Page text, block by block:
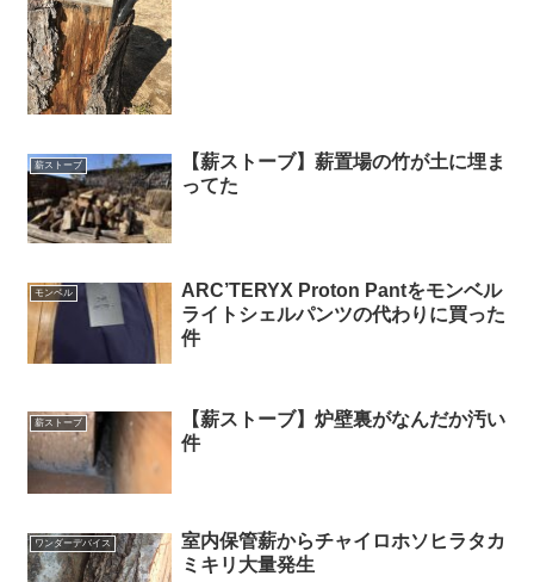
薪ストーブ
【薪ストーブ】薪置場の竹が土に埋ま
ってた
モンベル
ARC’TERYX Proton Pantをモンベル
ライトシェルパンツの代わりに買った
件
薪ストーブ
【薪ストーブ】炉壁裏がなんだか汚い
件
ワンダーデバイス
室内保管薪からチャイロホソヒラタカ
ミキリ大量発生